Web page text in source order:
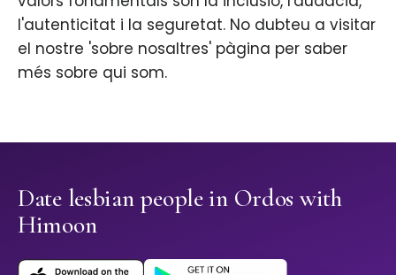
l'autenticitat i la seguretat. No dubteu a visitar
el nostre 'sobre nosaltres' pàgina per saber
més sobre qui som.
Date lesbian people in Ordos with
Himoon